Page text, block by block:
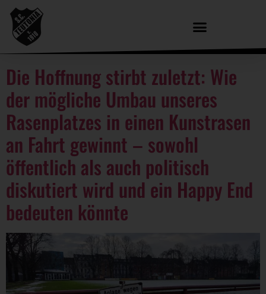
Die Hoffnung stirbt zuletzt: Wie
der mögliche Umbau unseres
Rasenplatzes in einen Kunstrasen
an Fahrt gewinnt – sowohl
öffentlich als auch politisch
diskutiert wird und ein Happy End
bedeuten könnte